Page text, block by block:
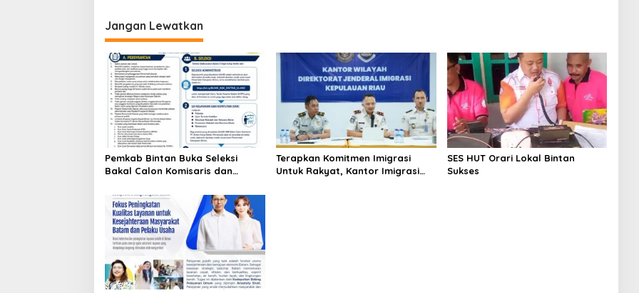
g
a
s
i
p
o
s
Jangan Lewatkan
Pemkab Bintan Buka Seleksi
Bakal Calon Komisaris dan
Bahari (Perseroda)
Terapkan Komitmen Imigrasi
Untuk Rakyat, Kantor Imigrasi
SES HUT Orari Lokal Bintan
Sukses